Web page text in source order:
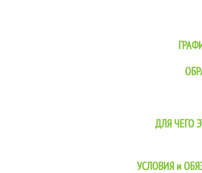
ДЛЯ ЧЕГО
УСЛОВИЯ и